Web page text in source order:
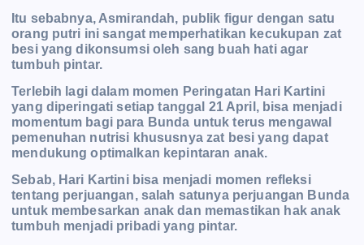
Itu sebabnya, Asmirandah, publik figur dengan satu
orang putri ini sangat memperhatikan kecukupan zat
besi yang dikonsumsi oleh sang buah hati agar
tumbuh pintar.
Terlebih lagi dalam momen Peringatan Hari Kartini
yang diperingati setiap tanggal 21 April, bisa menjadi
momentum bagi para Bunda untuk terus mengawal
pemenuhan nutrisi khususnya zat besi yang dapat
mendukung optimalkan kepintaran anak.
Sebab, Hari Kartini bisa menjadi momen refleksi
tentang perjuangan, salah satunya perjuangan Bunda
untuk membesarkan anak dan memastikan hak anak
tumbuh menjadi pribadi yang pintar.